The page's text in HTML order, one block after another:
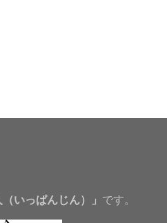
いっぱんじん）」 です。